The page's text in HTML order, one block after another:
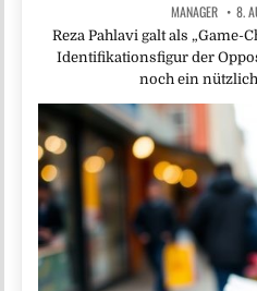
MANAGER 8.
Reza Pahlavi galt als „Game-
Identifikationsfigur der
noch ein